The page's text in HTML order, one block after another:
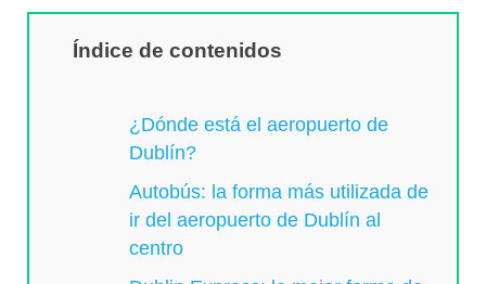
Índice de contenidos
¿Dónde está el aeropuerto de
Dublín?
Autobús: la forma más utilizada de
ir del aeropuerto de Dublín al
centro